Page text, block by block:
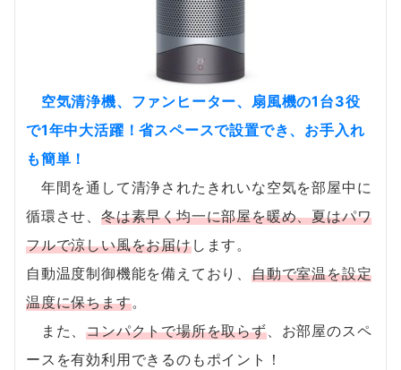
空気清浄機、ファンヒーター、扇風機の1台3役
で1年中大活躍！省スペースで設置でき、お手入れ
も簡単！
年間を通して清浄されたきれいな空気を部屋中に
循環させ、 冬は素早く均一に部屋を暖め、夏はパワ
フルで涼しい風をお届けします。
自動温度制御機能を備えており、自動で室温を設定
温度に保ちます。
また、コンパクトで場所を取らず、お部屋のスペ
ースを有効利用できるのもポイント！